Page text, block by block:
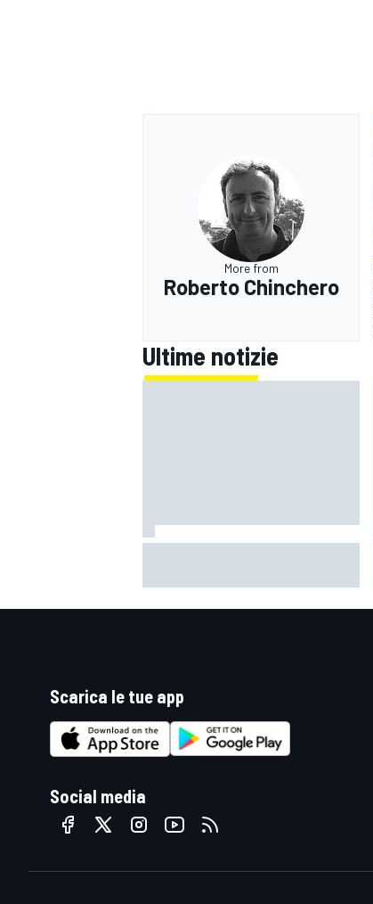
More from
Roberto Chinchero
Ultime notizie
Gianpiero Lambiase
Scarica le tue app
Social media